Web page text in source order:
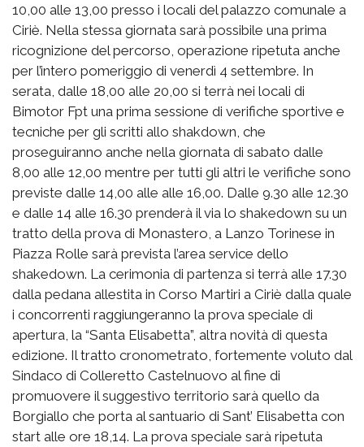
10,00 alle 13,00 presso i locali del palazzo comunale a
Ciriè. Nella stessa giornata sarà possibile una prima
ricognizione del percorso, operazione ripetuta anche
per l’intero pomeriggio di venerdì 4 settembre. In
serata, dalle 18,00 alle 20,00 si terrà nei locali di
Bimotor Fpt una prima sessione di verifiche sportive e
tecniche per gli scritti allo shakdown, che
proseguiranno anche nella giornata di sabato dalle
8,00 alle 12,00 mentre per tutti gli altri le verifiche sono
previste dalle 14,00 alle alle 16,00. Dalle 9.30 alle 12.30
e dalle 14 alle 16.30 prenderà il via lo shakedown su un
tratto della prova di Monastero, a Lanzo Torinese in
Piazza Rolle sarà prevista l’area service dello
shakedown. La cerimonia di partenza si terrà alle 17.30
dalla pedana allestita in Corso Martiri a Ciriè dalla quale
i concorrenti raggiungeranno la prova speciale di
apertura, la “Santa Elisabetta”, altra novità di questa
edizione. Il tratto cronometrato, fortemente voluto dal
Sindaco di Colleretto Castelnuovo al fine di
promuovere il suggestivo territorio sarà quello da
Borgiallo che porta al santuario di Sant’ Elisabetta con
start alle ore 18,14. La prova speciale sarà ripetuta